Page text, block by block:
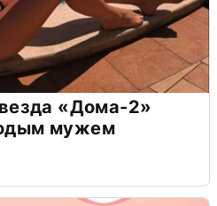
«Дома-2»
мужем